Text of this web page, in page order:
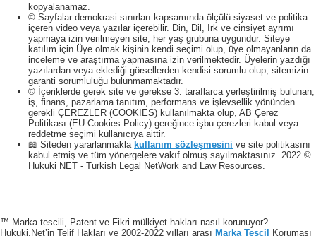
kopyalanamaz.
© Sayfalar demokrasi sınırları kapsamında ölçülü siyaset ve politika
içeren video veya yazılar içerebilir. Din, Dil, Irk ve cinsiyet ayrımı
yapmaya izin verilmeyen site, her yaş grubuna uygundur. Siteye
katılım için Üye olmak kişinin kendi seçimi olup, üye olmayanların da
inceleme ve araştırma yapmasına izin verilmektedir. Üyelerin yazdığı
yazılardan veya eklediği görsellerden kendisi sorumlu olup, sitemizin
garanti sorumluluğu bulunmamaktadır.
© İçeriklerde gerek site ve gerekse 3. taraflarca yerleştirilmiş bulunan,
iş, finans, pazarlama tanıtım, performans ve işlevsellik yönünden
gerekli ÇEREZLER (COOKIES) kullanılmakta olup, AB Çerez
Politikası (EU Cookies Policy) gereğince işbu çerezleri kabul veya
reddetme seçimi kullanıcıya aittir.
📖 Siteden yararlanmakla kullanım sözleşmesini ve site politikasını
kabul etmiş ve tüm yönergelere vakıf olmuş sayılmaktasınız. 2022 ©
Hukuki NET - Turkish Legal NetWork and Law Resources.
™ Marka tescili, Patent ve Fikri mülkiyet hakları nasıl korunuyor?
Hukuki.Net’in Telif Hakları ve 2002-2022 yılları arası Marka Tescil
Koruması